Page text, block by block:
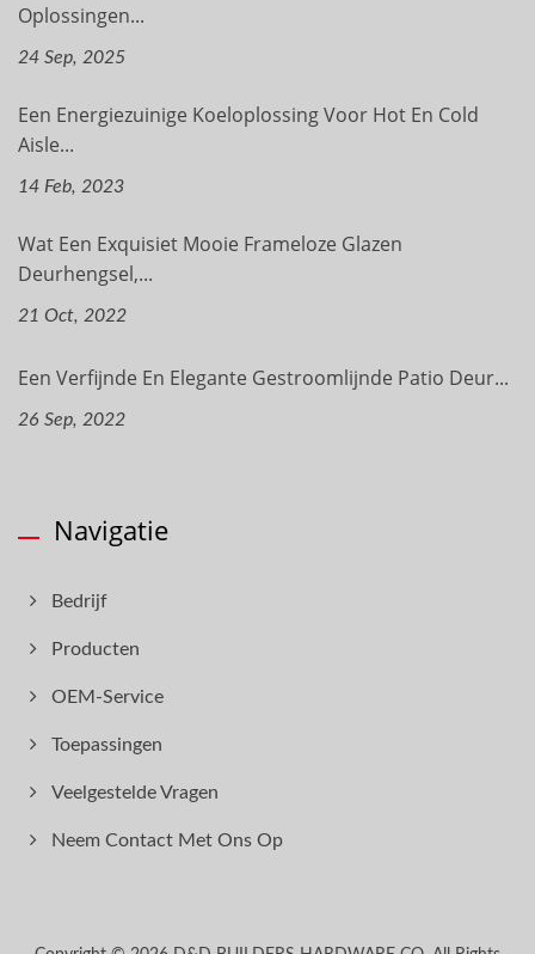
Oplossingen...
24 Sep, 2025
Een Energiezuinige Koeloplossing Voor Hot En Cold
Aisle...
14 Feb, 2023
Wat Een Exquisiet Mooie Frameloze Glazen
Deurhengsel,...
21 Oct, 2022
Een Verfijnde En Elegante Gestroomlijnde Patio Deur...
26 Sep, 2022
Navigatie
Bedrijf
Producten
OEM-Service
Toepassingen
Veelgestelde Vragen
Neem Contact Met Ons Op